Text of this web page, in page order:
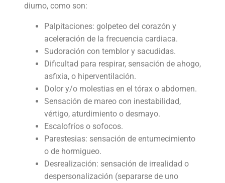
diurno, como son:
Palpitaciones: golpeteo del corazón y
aceleración de la frecuencia cardiaca.
Sudoración con temblor y sacudidas.
Dificultad para respirar, sensación de ahogo,
asfixia, o hiperventilación.
Dolor y/o molestias en el tórax o abdomen.
Sensación de mareo con inestabilidad,
vértigo, aturdimiento o desmayo.
Escalofríos o sofocos.
Parestesias: sensación de entumecimiento
o de hormigueo.
Desrealización: sensación de irrealidad o
despersonalización (separarse de uno